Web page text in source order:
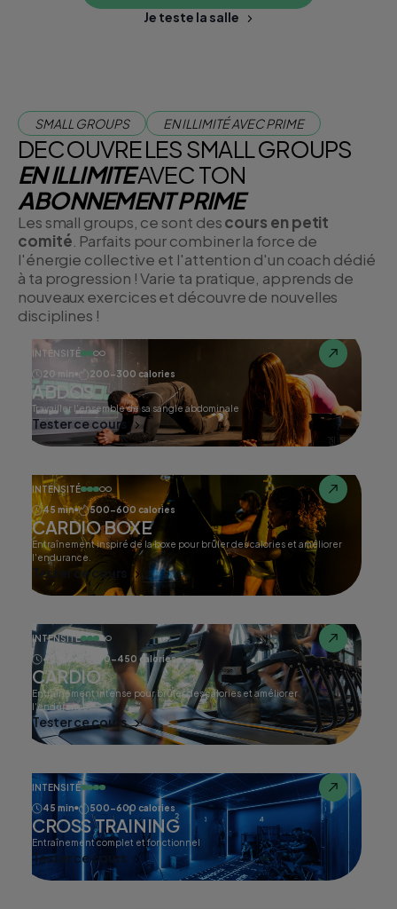
Je teste la salle
SMALL GROUPS EN ILLIMITÉ AVEC PRIME
DECOUVRE LES SMALL GROUPS
EN ILLIMITEAVEC TON
ABONNEMENT PRIME
Les small groups, ce sont descours en petit
comité . Parfaits pour combiner la force de
l'énergie collective et l'attention d'un coach dédié
à ta progression ! Varie ta pratique, apprends de
nouveaux exercices et découvre de nouvelles
disciplines !
INTENSITÉ
20 min
200-300 calories
ABDOS
Travailler l'ensemble de sa sangle abdominale
Tester ce cours
INTENSITÉ
45 min
500-600 calories
CARDIO BOXE
Entraînement inspiré de la boxe pour brûler des calories et améliorer
l'endurance.
Tester ce cours
INTENSITÉ
45 min
400-450 calories
CARDIO
Entraînement intense pour brûler des calories et améliorer
l'endurance.
Tester ce cours
INTENSITÉ
45 min
500-600 calories
CROSS TRAINING
Entraînement complet et fonctionnel
Tester ce cours